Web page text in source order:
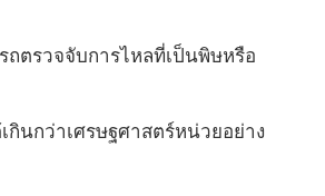
ถตรวจจับการไหลที่เป็นพิษหรือ
กินกว่าเศรษฐศาสตร์หน่วยอย่าง